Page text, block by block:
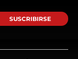
SUSCRIBIRSE